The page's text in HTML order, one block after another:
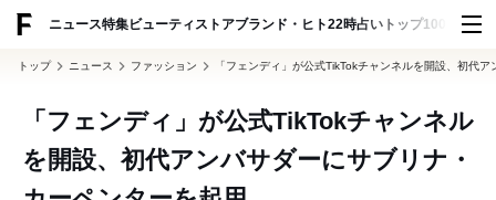
ニュース特集ビューティ ストアブランド・ヒト22時占い トップ100 スナッ
トップ ニュース ファッション 「フェンディ」が公式TikTokチャンネルを開設、初代
「フェンディ」が公式TikTokチャンネル
を開設、初代アンバサダーにサブリナ・